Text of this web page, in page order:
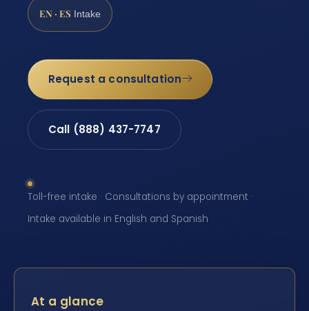
EN · ES Intake
Request a consultation
Call (888) 437-7747
Toll-free intake · Consultations by appointment ·
Intake available in English and Spanish
At a glance